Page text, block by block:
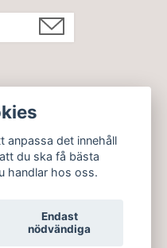
anpassa det innehåll
du ska få bästa
handlar hos oss.
Endast
nödvändiga